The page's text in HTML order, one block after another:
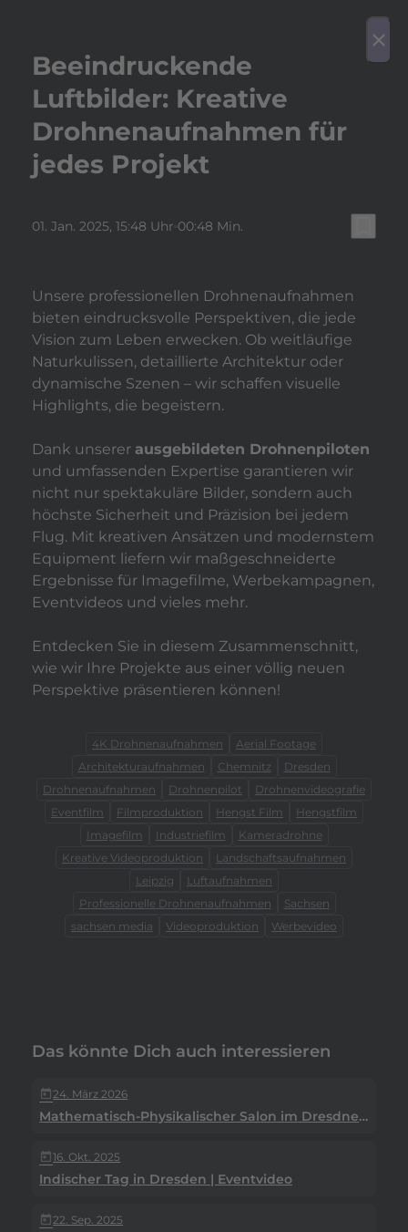
menu
Video
Beeindruckende
Luftbilder: Kreative
Drohnenaufnahmen für
jedes Projekt
01. Jan. 2025, 15:48 Uhr 00:48 Min.
Unsere professionellen Drohnenaufnahmen
bieten eindrucksvolle Perspektiven, die jede
Vision zum Leben erwecken. Ob weitläufige
Naturkulissen, detaillierte Architektur oder
dynamische Szenen – wir schaffen visuelle
Highlights, die begeistern.
Dank unsererausgebildeten Drohnenpiloten
und umfassenden Expertise garantieren wir
nicht nur spektakuläre Bilder, sondern auch
höchste Sicherheit und Präzision bei jedem
Flug. Mit kreativen Ansätzen und modernstem
Equipment liefern wir maßgeschneiderte
Ergebnisse für Imagefilme, Werbekampagnen,
Eventvideos und vieles mehr.
Entdecken Sie in diesem Zusammenschnitt,
wie wir Ihre Projekte aus einer völlig neuen
Perspektive präsentieren können!
4K Drohnenaufnahmen
Aerial Footage
Architekturaufnahmen
Chemnitz
Dresden
Drohnenaufnahmen
Drohnenpilot
Drohnenvideografie
Eventfilm
Filmproduktion Hengst Film
Hengstfilm
Imagefilm
Industriefilm
Kameradrohne
Kreative Videoproduktion
Landschaftsaufnahmen
Leipzig
Luftaufnahmen
Professionelle Drohnenaufnahmen
Sachsen
sachsen media
Videoproduktion Werbevideo
Das könnte Dich auch interessieren
today24. März 2026
Mathematisch-Physikalischer Salon im Dresdner Zwinger
today 16. Okt. 2025
Indischer Tag in Dresden | Eventvideo
today22. Sep. 2025
close